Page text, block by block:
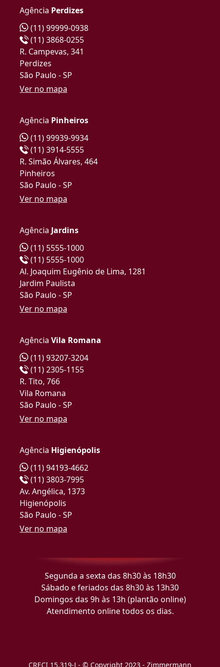
Agência Perdizes
(11) 99999-0938
(11) 3868-0255
R. Campevas, 341
Perdizes
São Paulo - SP
Ver no mapa
Agência Pinheiros
(11) 99939-9934
(11) 3914-5555
R. Simão Álvares, 464
Pinheiros
São Paulo - SP
Ver no mapa
Agência Jardins
(11) 5555-1000
(11) 5555-1000
Al. Joaquim Eugênio de Lima, 1281
Jardim Paulista
São Paulo - SP
Ver no mapa
Agência Vila Romana
(11) 93207-3204
(11) 2305-1155
R. Tito, 766
Vila Romana
São Paulo - SP
Ver no mapa
Agência Higienópolis
(11) 94193-4662
(11) 3803-7995
Av. Angélica, 1373
Higienópolis
São Paulo - SP
Ver no mapa
Segunda a sexta das 8h30 às 18h30
Sábado e feriados das 8h30 às 13h30
Domingos das 9h às 13h (plantão online)
Atendimento online todos os dias.
CRECI 15.319-J - © Copyright 2023 - Zimmermann